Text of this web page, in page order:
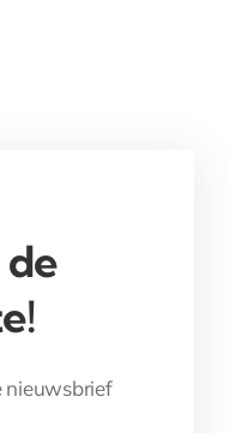
nieuwsbrief